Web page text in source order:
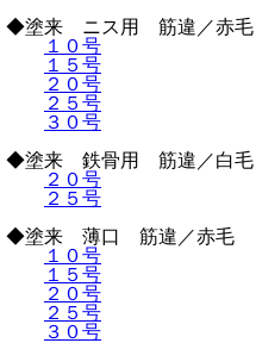
◆塗来 ニス用 筋違／赤毛
１０号
１５号
２０号
２５号
３０号
◆塗来 鉄骨用 筋違／白毛
２０号
２５号
◆塗来 薄口 筋違／赤毛
１０号
１５号
２０号
２５号
３０号